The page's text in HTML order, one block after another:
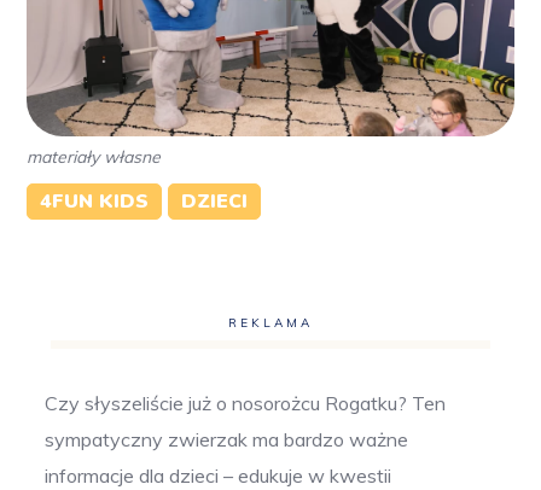
materiały własne
4FUN KIDS DZIECI
REKLAMA
Czy słyszeliście już o nosorożcu Rogatku? Ten
sympatyczny zwierzak ma bardzo ważne
informacje dla dzieci – edukuje w kwestii